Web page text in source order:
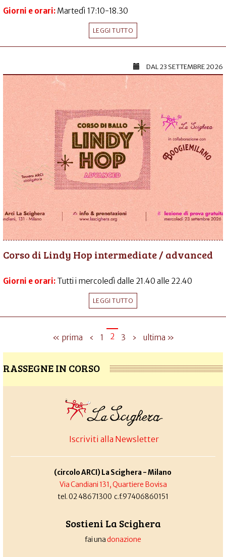
Giorni e orari: Martedì 17:10-18.30
LEGGI TUTTO
DAL23 SETTEMBRE 2026
Corso di Lindy Hop intermediate / advanced
Giorni e orari: Tutti i mercoledì dalle 21.40 alle 22.40
LEGGI TUTTO
« prima ‹ 1 2 3 › ultima »
RASSEGNE IN CORSO
Iscriviti alla Newsletter
(circolo ARCI) La Scighera - Milano
Via Candiani 131, Quartiere Bovisa
tel. 02 48671300 c.f.97406860151
Sostieni La Scighera
fai unadonazione